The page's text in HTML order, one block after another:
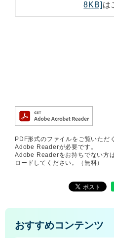
8KB] は
PDF形式のファイルをご覧いただ
Adobe Readerが必要です。
Adobe Readerをお持ちでない方
ロードしてください。（無料）
おすすめコンテンツ